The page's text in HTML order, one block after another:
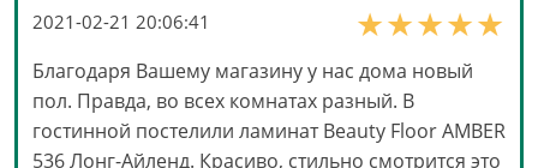
2021-02-21 20:06:41
Благодаря Вашему магазину у нас дома новый
пол. Правда, во всех комнатах разный. В
гостинной постелили ламинат Beauty Floor AMBER
536 Лонг-Айленд. Красиво, стильно смотрится это